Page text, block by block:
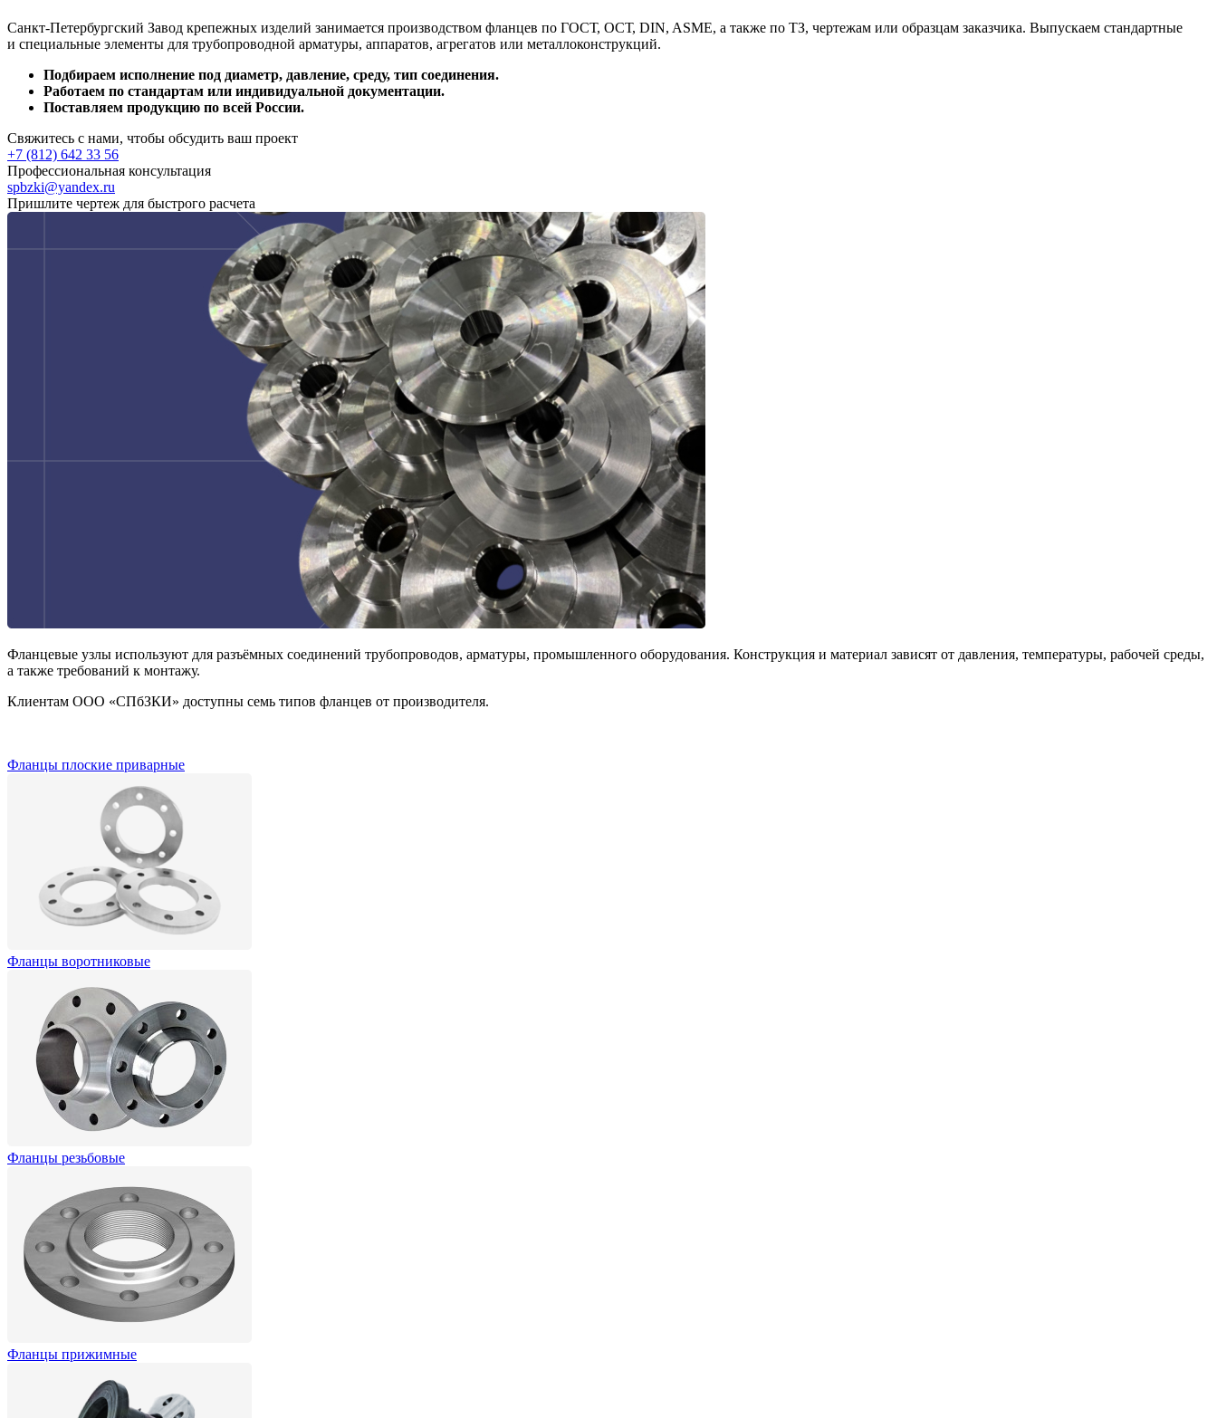
Санкт-Петербургский Завод крепежных изделий занимается производством фланцев по ГОСТ, ОСТ, DIN, ASME, а также по ТЗ, чертежам или образцам заказчика. Выпускаем стандартные
и специальные элементы для трубопроводной арматуры, аппаратов, агрегатов или металлоконструкций.
Подбираем исполнение под диаметр, давление, среду, тип соединения.
Работаем по стандартам или индивидуальной документации.
Поставляем продукцию по всей России.
Свяжитесь с нами, чтобы обсудить ваш проект
+7 (812) 642 33 56
Профессиональная консультация
spbzki@yandex.ru
Пришлите чертеж для быстрого расчета
Фланцевые узлы используют для разъёмных соединений трубопроводов, арматуры, промышленного оборудования. Конструкция и материал зависят от давления, температуры, рабочей среды,
а также требований к монтажу.
Клиентам ООО «СПбЗКИ» доступны семь типов фланцев от производителя.
Фланцы плоские приварные
Фланцы воротниковые
Фланцы резьбовые
Фланцы прижимные